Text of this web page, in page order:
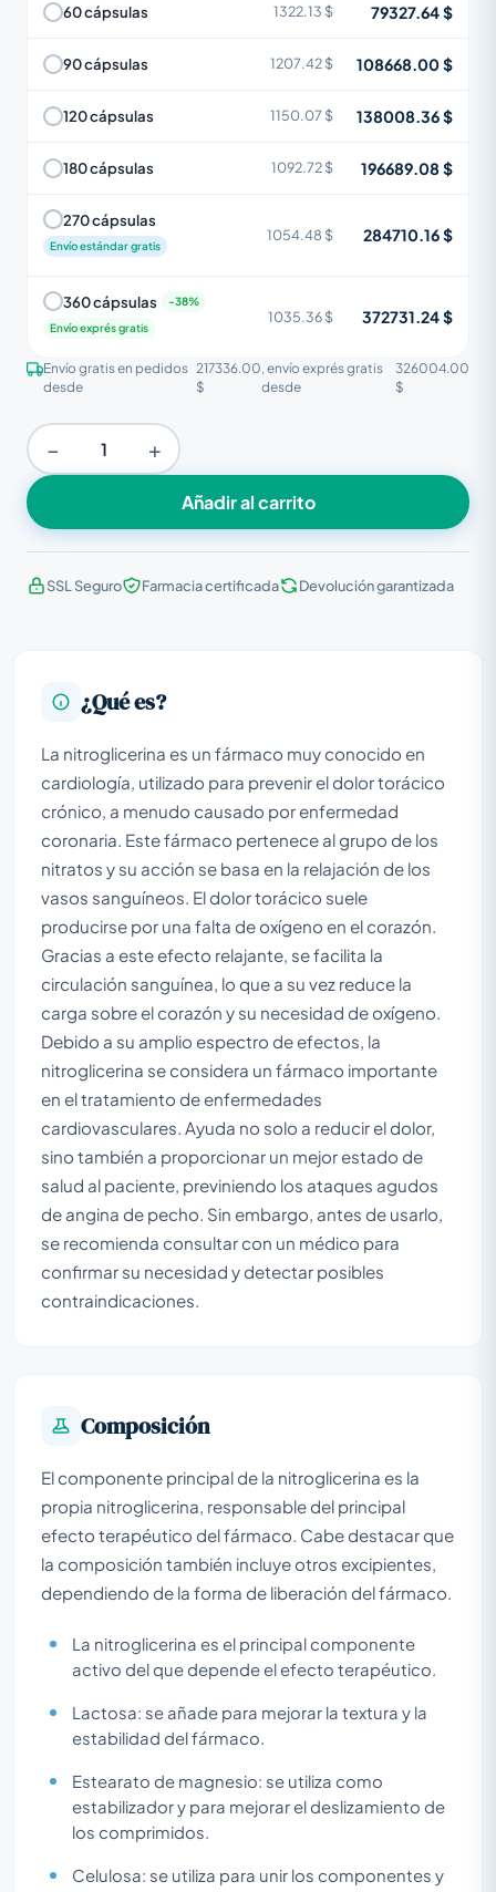
60 cápsulas 1322.13 $ 79327.64 $
90 cápsulas 1207.42 $ 108668.00 $
120 cápsulas 1150.07 $ 138008.36 $
180 cápsulas 1092.72 $ 196689.08 $
270 cápsulas
Envío estándar gratis
1054.48 $ 284710.16 $
360 cápsulas
Envío exprés gratis
1035.36 $ 372731.24 $
Envío gratis en pedidos
desde
217336.00
$
, envío exprés gratis
desde
326004.00
$
− +
Añadir al carrito
SSL Seguro Farmacia certificada Devolución garantizada
¿Qué es?
La nitroglicerina es un fármaco muy conocido en
cardiología, utilizado para prevenir el dolor torácico
crónico, a menudo causado por enfermedad
coronaria. Este fármaco pertenece al grupo de los
nitratos y su acción se basa en la relajación de los
vasos sanguíneos. El dolor torácico suele
producirse por una falta de oxígeno en el corazón.
Gracias a este efecto relajante, se facilita la
circulación sanguínea, lo que a su vez reduce la
carga sobre el corazón y su necesidad de oxígeno.
Debido a su amplio espectro de efectos, la
nitroglicerina se considera un fármaco importante
en el tratamiento de enfermedades
cardiovasculares. Ayuda no solo a reducir el dolor,
sino también a proporcionar un mejor estado de
salud al paciente, previniendo los ataques agudos
de angina de pecho. Sin embargo, antes de usarlo,
se recomienda consultar con un médico para
confirmar su necesidad y detectar posibles
contraindicaciones.
Composición
El componente principal de la nitroglicerina es la
propia nitroglicerina, responsable del principal
efecto terapéutico del fármaco. Cabe destacar que
la composición también incluye otros excipientes,
dependiendo de la forma de liberación del fármaco.
La nitroglicerina es el principal componente
activo del que depende el efecto terapéutico.
Lactosa: se añade para mejorar la textura y la
estabilidad del fármaco.
Estearato de magnesio: se utiliza como
estabilizador y para mejorar el deslizamiento de
los comprimidos.
Celulosa: se utiliza para unir los componentes y